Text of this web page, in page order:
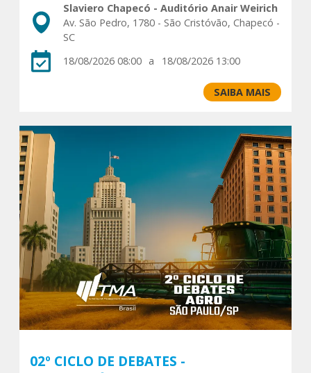
Slaviero Chapecó - Auditório Anair Weirich
Av. São Pedro, 1780 - São Cristóvão, Chapecó -
SC
18/08/2026 08:00 a 18/08/2026 13:00
SAIBA MAIS
02º CICLO DE DEBATES -